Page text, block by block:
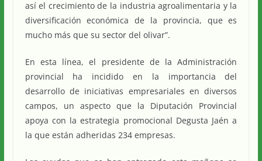
así el crecimiento de la industria agroalimentaria y la
diversificación económica de la provincia, que es
mucho más que su sector del olivar”.
En esta línea, el presidente de la Administración
provincial ha incidido en la importancia del
desarrollo de iniciativas empresariales en diversos
campos, un aspecto que la Diputación Provincial
apoya con la estrategia promocional Degusta Jaén a
la que están adheridas 234 empresas.